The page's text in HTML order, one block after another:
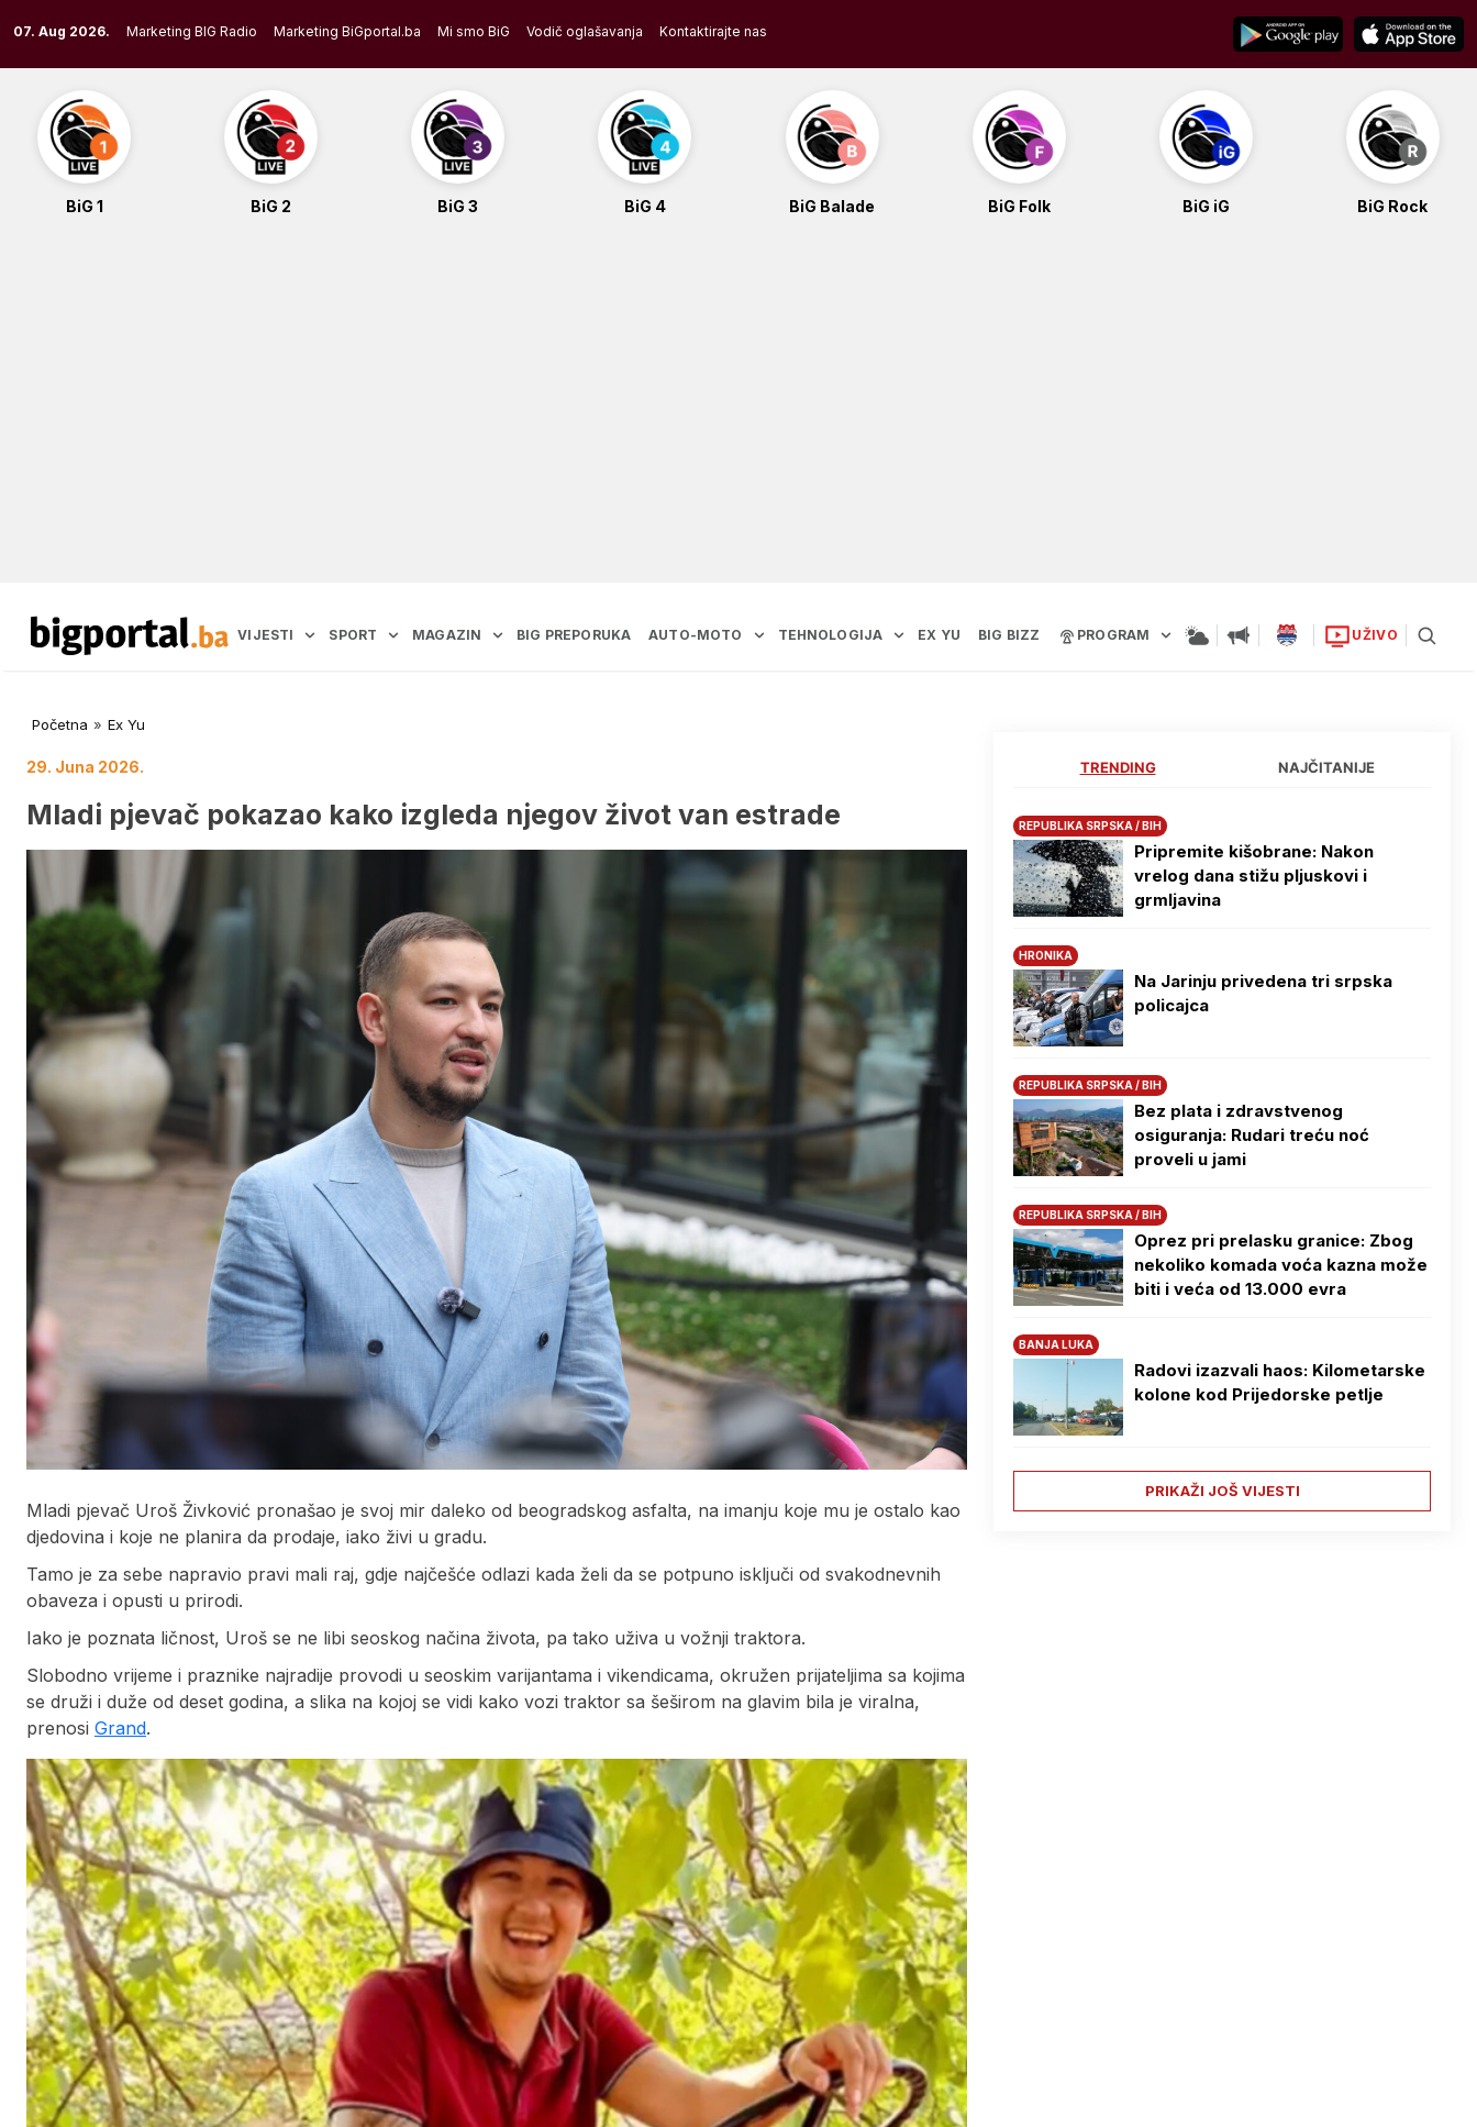
to
content
07. Aug 2026. Marketing BIG Radio Marketing BiGportal.ba Mi smo BiG Vodič oglašavanja Kontaktirajte nas
BiG 1 BiG 2 BiG 3 BiG 4 BiG Balade BiG Folk BiG iG BiG Rock
VIJESTI SPORT MAGAZIN BIG PREPORUKA AUTO-MOTO TEHNOLOGIJA EX YU BIG BIZZ PROGRAM UŽIVO
Početna » Ex Yu
29. Juna 2026.
Mladi pjevač pokazao kako izgleda njegov život van estrade
Mladi pjevač Uroš Živković pronašao je svoj mir daleko od beogradskog asfalta, na imanju koje mu je ostalo kao
djedovina i koje ne planira da prodaje, iako živi u gradu.
Tamo je za sebe napravio pravi mali raj, gdje najčešće odlazi kada želi da se potpuno isključi od svakodnevnih
obaveza i opusti u prirodi.
Iako je poznata ličnost, Uroš se ne libi seoskog načina života, pa tako uživa u vožnji traktora.
Slobodno vrijeme i praznike najradije provodi u seoskim varijantama i vikendicama, okružen prijateljima sa kojima
se druži i duže od deset godina, a slika na kojoj se vidi kako vozi traktor sa šeširom na glavim bila je viralna,
prenosi Grand.
TRENDING NAJČITANIJE
REPUBLIKA SRPSKA / BIH
Pripremite kišobrane: Nakon
vrelog dana stižu pljuskovi i
grmljavina
HRONIKA
Na Јarinju privedena tri srpska
policajca
REPUBLIKA SRPSKA / BIH
Bez plata i zdravstvenog
osiguranja: Rudari treću noć
proveli u jami
REPUBLIKA SRPSKA / BIH
Oprez pri prelasku granice: Zbog
nekoliko komada voća kazna može
biti i veća od 13.000 evra
BANJA LUKA
Radovi izazvali haos: Kilometarske
kolone kod Prijedorske petlje
PRIKAŽI JOŠ VIJESTI